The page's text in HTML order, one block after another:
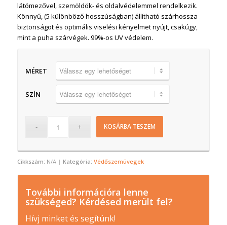
látómezővel, szemöldök- és oldalvédelemmel rendelkezik.
Könnyű, (5 különböző hosszúságban) állítható szárhossza
biztonságot és optimális viselési kényelmet nyújt, csakúgy,
mint a puha szárvégek. 99%-os UV védelem.
MÉRET
SZÍN
KOSÁRBA TESZEM
Cikkszám: N/A Kategória: Védőszemüvegek
További információra lenne
szükséged? Kérdésed merült fel?
Hívj minket és segítünk!